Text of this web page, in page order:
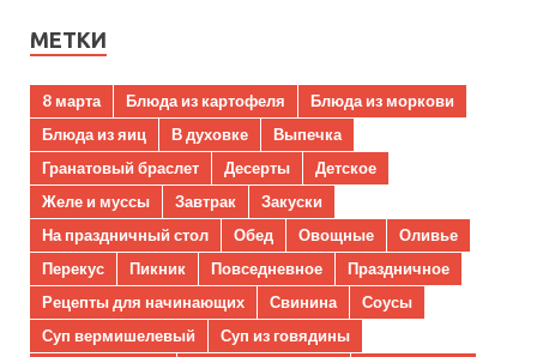
МЕТКИ
8 марта Блюда из картофеля
Блюда из моркови
Блюда из яиц
В духовке
Выпечка
Гранатовый браслет
Десерты
Детское
Желе и муссы
Завтрак
Закуски
На праздничный стол
Обед Овощные
Оливье
Перекус
Пикник Повседневное
Праздничное
Рецепты для начинающих
Свинина
Соусы
Суп вермишелевый
Суп из говядины